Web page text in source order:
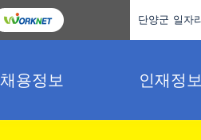
채용정보 인재정보
단양군 일자